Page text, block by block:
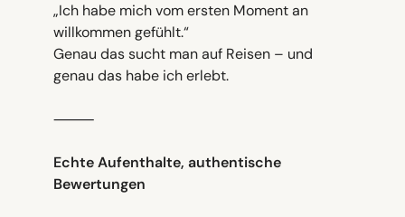
„Ich habe mich vom ersten Moment an
willkommen gefühlt.“
Genau das sucht man auf Reisen – und
genau das habe ich erlebt.
⸻
Echte Aufenthalte, authentische
Bewertungen